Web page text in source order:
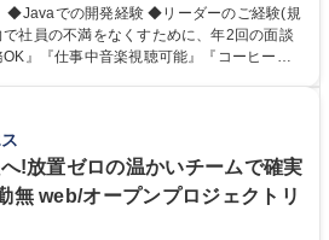
力を磨き続けられる環境。 【案件】■
ョンズクリエイツ株式会社等大手企業の業
体など公共性が高いシステム等の開発案件
けの販売管理・会計・生産管理などの業務
ーダーへ！転勤無
◆Javaでの開発経験 ◆リーダーのご経験(規
社員の不満をなくすために、年2回の面談
』『仕事中音楽視聴可能』『コーヒーマ
員同士の勉強会などもあり、スキルを研鑽
ついて】自社製品（スキル管理システム）
事業も好調なことからコロナ禍にも関わらず
。経営計画としても数年後には10億を目指
!放置ゼロの温かいチームで確実
無 web/オープンプロジェクトリ